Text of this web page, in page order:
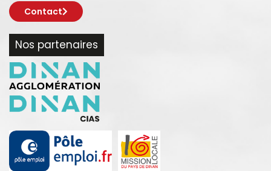
Contact
Nos partenaires